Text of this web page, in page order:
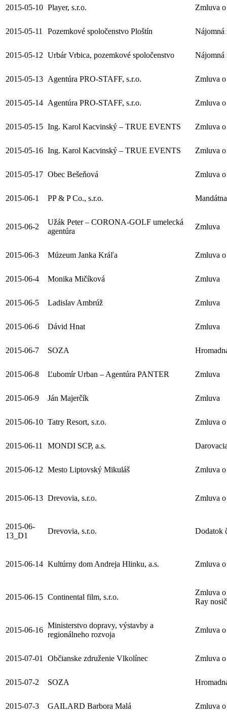
2015-05-10 Player, s.r.o. Zmluva
2015-05-11 Pozemkové spoločenstvo Ploštín Nájomná
2015-05-12 Urbár Vrbica, pozemkové spoločenstvo Nájomná
2015-05-13 Agentúra PRO-STAFF, s.r.o. Zmluva
2015-05-14 Agentúra PRO-STAFF, s.r.o. Zmluva
2015-05-15 Ing. Karol Kacvinský – TRUE EVENTS Zmluva
2015-05-16 Ing. Karol Kacvinský – TRUE EVENTS Zmluva
2015-05-17 Obec Bešeňová Zmluva
2015-06-1 PP & P Co., s.r.o.
2015-06-2
Užák Peter – CORONA-GOLF umelecká
agentúra
Zmluva
2015-06-3 Múzeum Janka Kráľa Zmluva
2015-06-4 Monika Mičíková Zmluva
2015-06-5 Ladislav Ambrúž Zmluva
2015-06-6 Dávid Hnat Zmluva
2015-06-7 SOZA
2015-06-8 Ľubomír Urban – Agentúra PANTER Zmluva
2015-06-9 Ján Majerčík Zmluva
2015-06-10 Tatry Resort, s.r.o. Zmluva
2015-06-11 MONDI SCP, a.s.
2015-06-12 Mesto Liptovský Mikuláš Zmluva
2015-06-13 Drevovia, s.r.o. Zmluva
2015-06-
13_D1
Drevovia, s.r.o. Dodatok
2015-06-14 Kultúrny dom Andreja Hlinku, a.s. Zmluva
2015-06-15 Continental film, s.r.o.
Zmluva
Ray
2015-06-16
Ministerstvo dopravy, výstavby a
regionálneho rozvoja
Zmluva
2015-07-01 Občianske združenie Vlkolínec Zmluva
2015-07-2 SOZA
2015-07-3 GAILARD Barbora Malá Zmluva